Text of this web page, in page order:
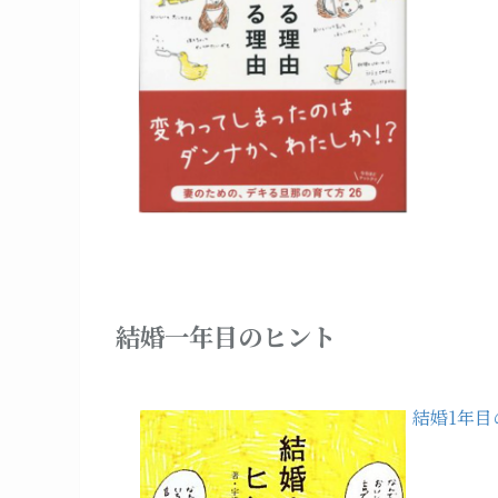
結婚一年目のヒント
結婚1年